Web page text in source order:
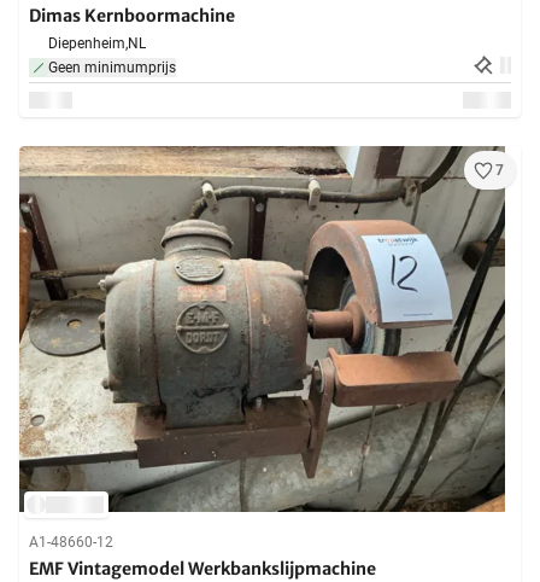
Dimas Kernboormachine
Diepenheim,NL
Geen minimumprijs
7
A1-48660-12
EMF Vintagemodel Werkbankslijpmachine